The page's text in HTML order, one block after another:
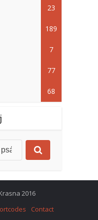
23
189
7
77
68
2016
Contact